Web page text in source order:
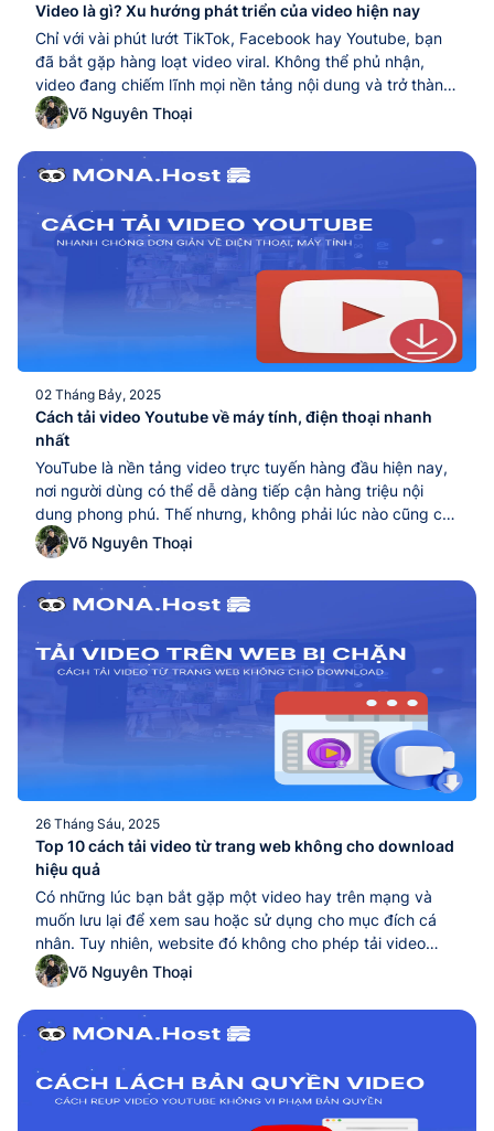
Video là gì? Xu hướng phát triển của video hiện nay
Chỉ với vài phút lướt TikTok, Facebook hay Youtube, bạn
đã bắt gặp hàng loạt video viral. Không thể phủ nhận,
video đang chiếm lĩnh mọi nền tảng nội dung và trở thành
“vũ khí” truyền thông, bán hàng cũng như xây dựng
thương hiệu riêng hiệu quả. Nhưng bạn đã thật sự hiểu
video...
Võ Nguyên Thoại
02 Tháng Bảy, 2025
Cách tải video Youtube về máy tính, điện thoại nhanh
nhất
YouTube là nền tảng video trực tuyến hàng đầu hiện nay,
nơi người dùng có thể dễ dàng tiếp cận hàng triệu nội
dung phong phú. Thế nhưng, không phải lúc nào cũng có
kết nối internet ổn định để xem trực tuyến, đặc biệt là với
các video quan trọng cần xem lại nhiều...
Võ Nguyên Thoại
26 Tháng Sáu, 2025
Top 10 cách tải video từ trang web không cho download
hiệu quả
Có những lúc bạn bắt gặp một video hay trên mạng và
muốn lưu lại để xem sau hoặc sử dụng cho mục đích cá
nhân. Tuy nhiên, website đó không cho phép tải video
trực tiếp này về máy, đặc biệt là các trang có nội dung
bản quyền hoặc trả phí. Điều này...
Võ Nguyên Thoại